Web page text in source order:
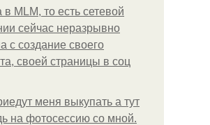
в MLM, то есть сетевой
сейчас неразрывно
с создание своего
своей страницы в соц
меня выкупать а тут
на фотосессию со мной.